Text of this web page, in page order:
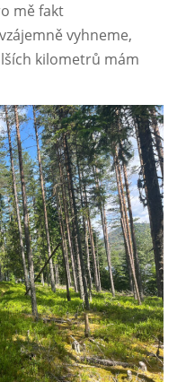
mě fakt
vyhneme,
kilometrů mám